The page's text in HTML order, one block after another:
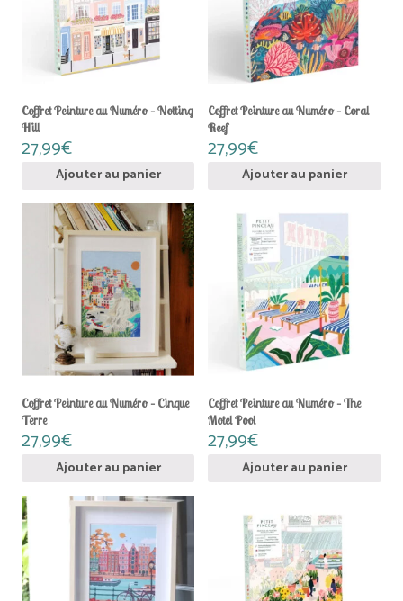
Coffret Peinture au Numéro – Notting
Hill
27,99€
Ajouter au panier
Coffret Peinture au Numéro – Coral
Reef
27,99€
Ajouter au panier
Coffret Peinture au Numéro – Cinque
Terre
27,99€
Ajouter au panier
Coffret Peinture au Numéro – The
Motel Pool
27,99€
Ajouter au panier